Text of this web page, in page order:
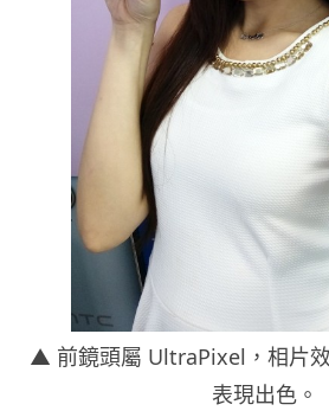
▲ 前鏡頭屬 UltraPixel，相片
表現出色。